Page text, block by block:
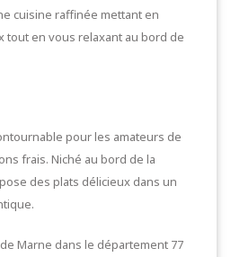
cuisine raffinée mettant en
tout en vous relaxant au bord de
pour les amateurs de
frais. Niché au bord de la
des plats délicieux dans un
Marne dans le département 77